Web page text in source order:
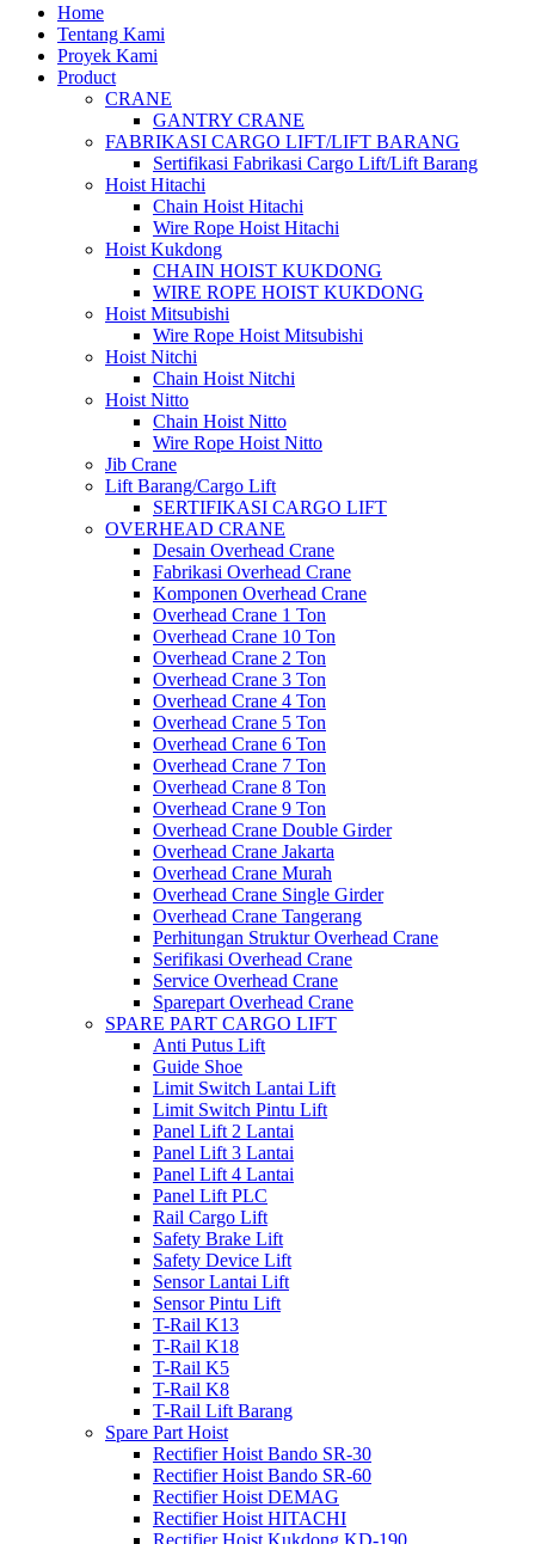
Home
Tentang Kami
Proyek Kami
Product
CRANE
GANTRY CRANE
FABRIKASI CARGO LIFT/LIFT BARANG
Sertifikasi Fabrikasi Cargo Lift/Lift Barang
Hoist Hitachi
Chain Hoist Hitachi
Wire Rope Hoist Hitachi
Hoist Kukdong
CHAIN HOIST KUKDONG
WIRE ROPE HOIST KUKDONG
Hoist Mitsubishi
Wire Rope Hoist Mitsubishi
Hoist Nitchi
Chain Hoist Nitchi
Hoist Nitto
Chain Hoist Nitto
Wire Rope Hoist Nitto
Jib Crane
Lift Barang/Cargo Lift
SERTIFIKASI CARGO LIFT
OVERHEAD CRANE
Desain Overhead Crane
Fabrikasi Overhead Crane
Komponen Overhead Crane
Overhead Crane 1 Ton
Overhead Crane 10 Ton
Overhead Crane 2 Ton
Overhead Crane 3 Ton
Overhead Crane 4 Ton
Overhead Crane 5 Ton
Overhead Crane 6 Ton
Overhead Crane 7 Ton
Overhead Crane 8 Ton
Overhead Crane 9 Ton
Overhead Crane Double Girder
Overhead Crane Jakarta
Overhead Crane Murah
Overhead Crane Single Girder
Overhead Crane Tangerang
Perhitungan Struktur Overhead Crane
Serifikasi Overhead Crane
Service Overhead Crane
Sparepart Overhead Crane
SPARE PART CARGO LIFT
Anti Putus Lift
Guide Shoe
Limit Switch Lantai Lift
Limit Switch Pintu Lift
Panel Lift 2 Lantai
Panel Lift 3 Lantai
Panel Lift 4 Lantai
Panel Lift PLC
Rail Cargo Lift
Safety Brake Lift
Safety Device Lift
Sensor Lantai Lift
Sensor Pintu Lift
T-Rail K13
T-Rail K18
T-Rail K5
T-Rail K8
T-Rail Lift Barang
Spare Part Hoist
Rectifier Hoist Bando SR-30
Rectifier Hoist Bando SR-60
Rectifier Hoist DEMAG
Rectifier Hoist HITACHI
Rectifier Hoist Kukdong KD-190